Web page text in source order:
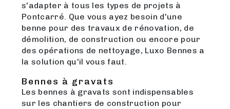
s'adapter à tous les types de projets à
Pontcarré. Que vous ayez besoin d'une
benne pour des travaux de rénovation, de
démolition, de construction ou encore pour
des opérations de nettoyage, Luxo Bennes a
la solution qu'il vous faut.
Bennes à gravats
Les bennes à gravats sont indispensables
sur les chantiers de construction pour